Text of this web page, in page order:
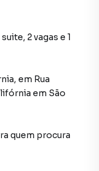
2 vagas e 1
, em Rua
em São
quem procura